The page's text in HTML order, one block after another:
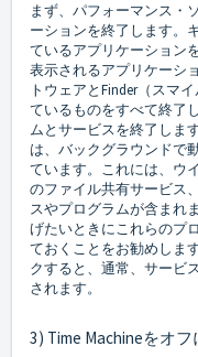
まず、パフォーマンス・
ーションを終了します。
ているアプリケーション
表示されるアプリケーシ
トウェアとFinder（スマ
ているものをすべて終了
ムとサービスを終了しま
は、バックグラウンドで
ています。これには、ウ
のファイル共有サービス
スやプログラムが含まれ
げたいときにこれらのプ
ておくことをお勧めしま
クすると、通常、サービ
されます。
3) Time Machineをオフ